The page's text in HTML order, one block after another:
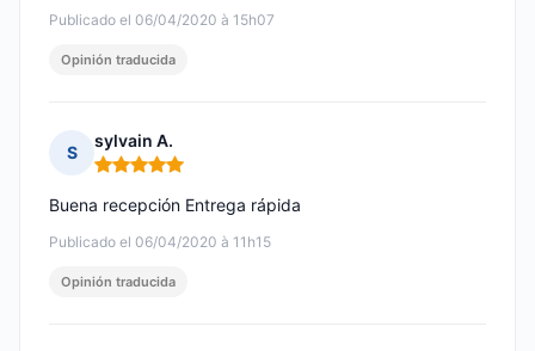
Publicado el 06/04/2020 à 15h07
Opinión traducida
S
sylvain A.
Nota: 5 de 5
Publicado el 06/04/2020 à 11h15
Buena recepción Entrega rápida
Opinión traducida